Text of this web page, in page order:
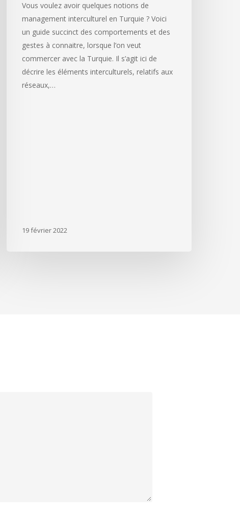
Vous voulez avoir quelques notions de
management interculturel en Turquie ? Voici
un guide succinct des comportements et des
gestes à connaitre, lorsque l’on veut
commercer avec la Turquie. Il s’agit ici de
décrire les éléments interculturels, relatifs aux
réseaux,…
19 février 2022